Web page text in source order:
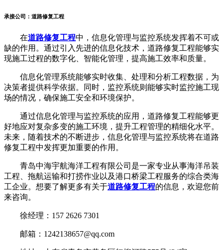
承接公司：道路修复工程
在道路修复工程中，信息化管理与监控系统发挥着不可或
缺的作用。通过引入先进的信息化技术，道路修复工程能够实
现施工过程的数字化、智能化管理，提高施工效率和质量。
信息化管理系统能够实时收集、处理和分析工程数据，为
决策者提供科学依据。同时，监控系统则能够实时监控施工现
场的情况，确保施工安全和环境保护。
通过信息化管理与监控系统的应用，道路修复工程能够更
好地应对复杂多变的施工环境，提升工程管理的精细化水平。
未来，随着技术的不断进步，信息化管理与监控系统将在道路
修复工程中发挥更加重要的作用。
青岛中海宇航海洋工程有限公司是一家专业从事海洋吊装
工程、拖航运输和打捞作业以及港口桥梁工程服务的综合类海
工企业。想要了解更多有关于道路修复工程的信息，欢迎您前
来咨询。
徐经理：157 2626 7301
邮箱：1242138657@qq.com